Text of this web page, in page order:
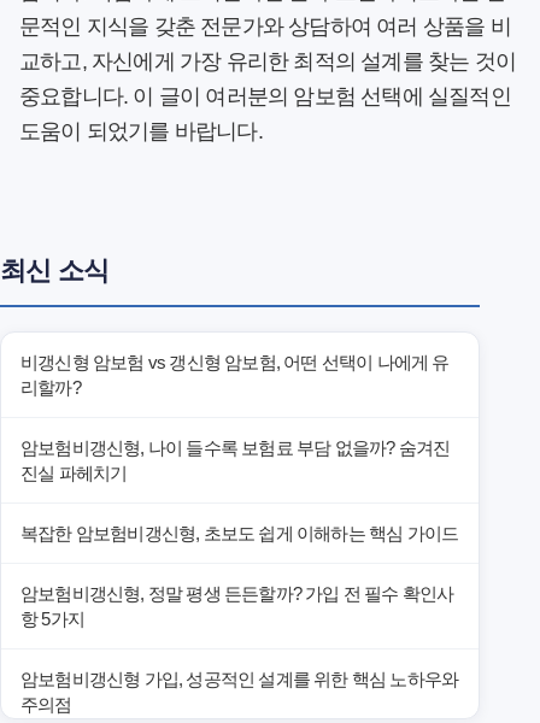
문적인 지식을 갖춘 전문가와 상담하여 여러 상품을 비
교하고, 자신에게 가장 유리한 최적의 설계를 찾는 것이
중요합니다. 이 글이 여러분의 암보험 선택에 실질적인
도움이 되었기를 바랍니다.
최신 소식
비갱신형 암보험 vs 갱신형 암보험, 어떤 선택이 나에게 유
리할까?
암보험비갱신형, 나이 들수록 보험료 부담 없을까? 숨겨진
진실 파헤치기
복잡한 암보험비갱신형, 초보도 쉽게 이해하는 핵심 가이드
암보험비갱신형, 정말 평생 든든할까? 가입 전 필수 확인사
항 5가지
암보험비갱신형 가입, 성공적인 설계를 위한 핵심 노하우와
주의점